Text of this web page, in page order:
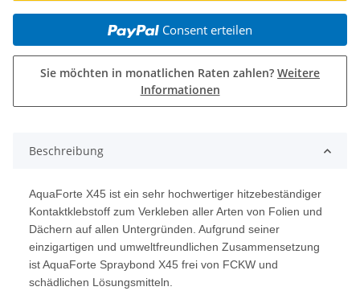
Consent erteilen
Sie möchten in monatlichen Raten zahlen? Weitere
Informationen
Beschreibung
AquaForte X45 ist ein sehr hochwertiger hitzebeständiger
Kontaktklebstoff zum Verkleben aller Arten von Folien und
Dächern auf allen Untergründen. Aufgrund seiner
einzigartigen und umweltfreundlichen Zusammensetzung
ist AquaForte Spraybond X45 frei von FCKW und
schädlichen Lösungsmitteln.